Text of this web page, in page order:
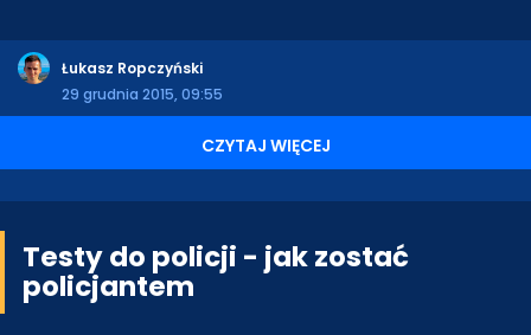
Łukasz Ropczyński
29 grudnia 2015, 09:55
CZYTAJ WIĘCEJ
Testy do policji - jak zostać
policjantem